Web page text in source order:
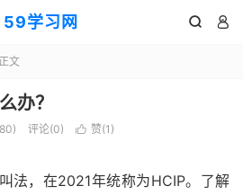
59学习网  
文
办？
评论(0)  赞(1 )
法，在2021年统称为HCIP。了解